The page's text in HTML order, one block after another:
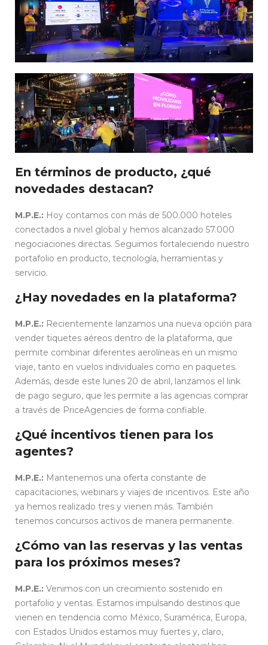
En términos de producto, ¿qué
novedades destacan?
M.P.E.: Hoy contamos con más de 500.000 hoteles
conectados a nivel global y hemos alcanzado 57.000
negociaciones directas. Seguimos fortaleciendo nuestro
portafolio en producto, tecnología, herramientas y
servicio.
¿Hay novedades en la plataforma?
M.P.E.: Recientemente lanzamos una nueva opción para
vender tiquetes aéreos dentro de la plataforma, que
permite combinar diferentes aerolíneas en un mismo
viaje, tanto en vuelos individuales como en paquetes.
Además, desde este lunes 20 de abril, lanzamos el link
de pago seguro, que les permite a las agencias comprar
a través de PriceAgencies de forma confiable.
¿Qué incentivos tienen para los
agentes?
M.P.E.: Mantenemos una oferta constante de
capacitaciones, webinars y viajes de incentivos. Este año
ya hemos realizado tres y vienen más. También
tenemos concursos activos de manera permanente.
¿Cómo van las reservas y las ventas
para los próximos meses?
M.P.E.: Venimos con un crecimiento sostenido en
portafolio y ventas. Estamos impulsando destinos que
vienen en tendencia como México, Suramérica, Europa,
con Estados Unidos estamos muy fuertes y, claro,